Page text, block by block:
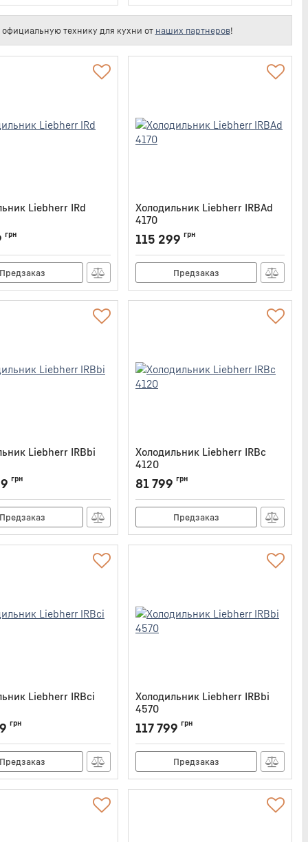
официальную технику для кухни от наших партнеров!
Liebherr IRd
грн
Предзаказ
Холодильник Liebherr IRBAd
4170
Артикул: IRBAD4170
115 299 грн
Предзаказ
Liebherr IRBbi
грн
Предзаказ
Холодильник Liebherr IRBc
4120
Артикул: IRBC4120
81 799 грн
Предзаказ
Liebherr IRBci
IRBCI4550
грн
Предзаказ
Холодильник Liebherr IRBbi
4570
Артикул: IRBBI4570
117 799 грн
Предзаказ